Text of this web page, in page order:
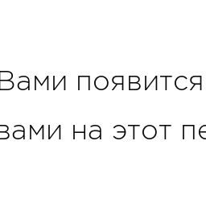
на этот